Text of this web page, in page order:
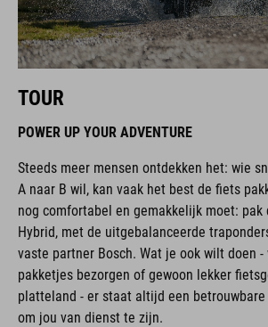
TOUR
POWER UP YOUR ADVENTURE
Steeds meer mensen ontdekken het: wie
A naar B wil, kan vaak het best de fiets
nog comfortabel en gemakkelijk moet: pak
Hybrid, met de uitgebalanceerde
vaste partner Bosch. Wat je ook wilt doen -
pakketjes bezorgen of gewoon lekker
platteland - er staat altijd een betrouwbare
om jou van dienst te zijn.